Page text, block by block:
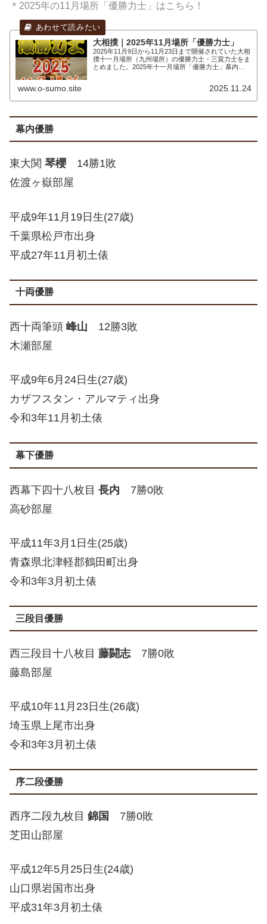
＊2025年の11月場所「優勝力士」はこちら！
大相撲｜2025年11月場所「優勝力士」
2025年11月9日から11月23日まで開催されていた大相
撲十一月場所（九州場所）の優勝力士・三賞力士をま
とめました。2025年十一月場所「優勝力士」幕内優
www.o-sumo.site 2025.11.24
幕内優勝
東大関 琴櫻14勝1敗
佐渡ヶ嶽部屋
平成9年11月19日生(27歳)
千葉県松戸市出身
平成27年11月初土俵
十両優勝
西十両筆頭 峰山 12勝3敗
木瀬部屋
平成9年6月24日生(27歳)
カザフスタン・アルマティ出身
令和3年11月初土俵
幕下優勝
西幕下四十八枚目 長内 7勝0敗
高砂部屋
平成11年3月1日生(25歳)
青森県北津軽郡鶴田町出身
令和3年3月初土俵
三段目優勝
西三段目十八枚目 藤闘志 7勝0敗
藤島部屋
平成10年11月23日生(26歳)
埼玉県上尾市出身
令和3年3月初土俵
序二段優勝
西序二段九枚目 錦国
7勝0敗
芝田山部屋
平成12年5月25日生(24歳)
山口県岩国市出身
平成31年3月初土俵